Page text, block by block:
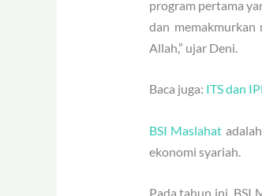
program pertama
dan
Allah,” ujar Deni.
Baca juga: ITS dan
BSI Maslahat
ekonomi syariah.
Pada tahun ini, BSI